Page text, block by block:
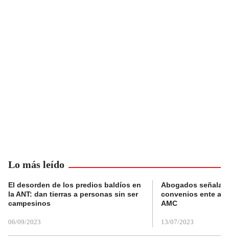
Lo más leído
El desorden de los predios baldíos en
la ANT: dan tierras a personas sin ser
campesinos
06/09/2023
Abogados
convenios ente
AMC
13/07/2023